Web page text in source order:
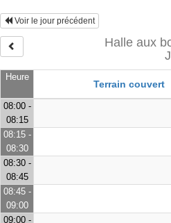
Voir le jour précédent
Halle aux
Heure
Terrain couvert
08:00 -
08:15
08:15 -
08:30
08:30 -
08:45
08:45 -
09:00
09:00 -